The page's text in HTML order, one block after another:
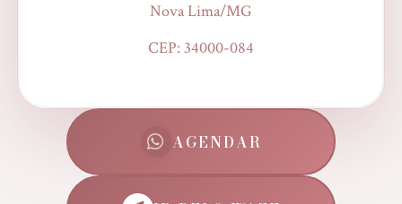
Nova Lima/MG
CEP: 34000-084
AGENDAR